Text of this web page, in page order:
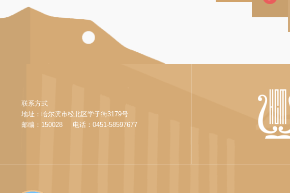
联系方式
地址：哈尔滨市松北区学子街3179号
邮编：150028 电话：0451-58597677